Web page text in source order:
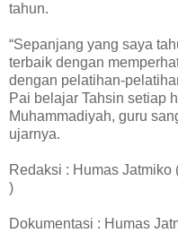
tahun.
“Sepanjang yang saya
terbaik dengan
dengan pelatihan-
Pai belajar Tahsin setiap
Muhammadiyah, guru
ujarnya.
Redaksi : Humas
)
Dokumentasi : Humas